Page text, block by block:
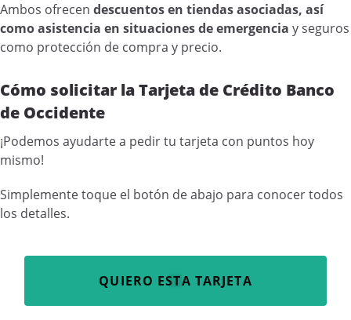
Ambos ofrecen descuentos en tiendas asociadas, así
como asistencia en situaciones de emergencia y seguros
como protección de compra y precio.
Cómo solicitar la Tarjeta de Crédito Banco
de Occidente
¡Podemos ayudarte a pedir tu tarjeta con puntos hoy
mismo!
Simplemente toque el botón de abajo para conocer todos
los detalles.
QUIERO ESTA TARJETA